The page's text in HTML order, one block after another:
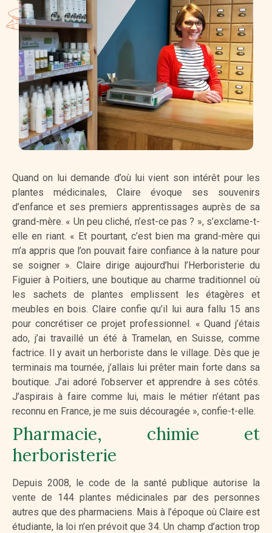
Quand on lui demande d’où lui vient son intérêt pour les
plantes médicinales, Claire évoque ses souvenirs
d’enfance et ses premiers apprentissages auprès de sa
grand-mère. « Un peu cliché, n’est-ce pas ? », s’exclame-t-
elle en riant. « Et pourtant, c’est bien ma grand-mère qui
m’a appris que l’on pouvait faire confiance à la nature pour
se soigner ». Claire dirige aujourd’hui l’Herboristerie du
Figuier à Poitiers, une boutique au charme traditionnel où
les sachets de plantes emplissent les étagères et
meubles en bois. Claire confie qu’il lui aura fallu 15 ans
pour concrétiser ce projet professionnel. « Quand j’étais
ado, j’ai travaillé un été à Tramelan, en Suisse, comme
factrice. Il y avait un herboriste dans le village. Dès que je
terminais ma tournée, j’allais lui prêter main forte dans sa
boutique. J’ai adoré l’observer et apprendre à ses côtés.
J’aspirais à faire comme lui, mais le métier n’étant pas
reconnu en France, je me suis découragée », confie-t-elle.
Pharmacie, chimie et
herboristerie
Depuis 2008, le code de la santé publique autorise la
vente de 144 plantes médicinales par des personnes
autres que des pharmaciens. Mais à l’époque où Claire est
étudiante, la loi n’en prévoit que 34. Un champ d’action trop